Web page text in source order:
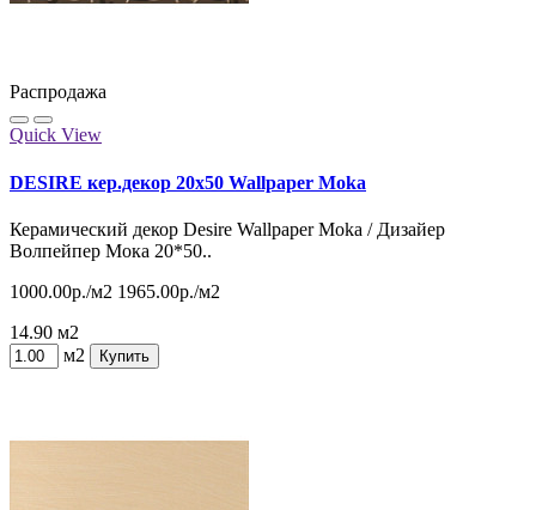
Распродажа
Quick View
DESIRE кер.декор 20x50 Wallpaper Moka
Керамический декор Desire Wallpaper Moka / Дизайер
Волпейпер Мока 20*50..
1000.00р./м2 1965.00р./м2
14.90 м2
м2
Купить